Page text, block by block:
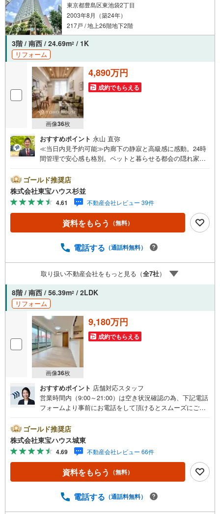
東京都豊島区東池袋2丁目
2003年8月（築24年）
217戸 / 地上26階地下2階
3階 / 南西 / 24.69m2 / 1K
リフォーム
画像36枚
4,890万円
成約でもらえる
おすすめポイント 永山 直弥
≪当日内見予約可能≫内廊下の静寂と高級感に感動。24時
間管理で安心感も格別。ペットと暮らせる都会の隠れ家の
「未来カレンダー」のご提案。・ 未来に起こるであろうご
自宅リフォームをオンライン上でご提案「ミラカレクラ
ブ」。・ 不動産売却時、ご自宅を綺麗にかつ瀟洒にさせる
CG加工ホームステイジングサービス。・ 購入者様へ、税
理士による確定申告の無料セミナーをご招待いたします。
◆ご予約に際して◆日時のご希望をお伝えください。（も
（居住中物件）の手配が必要な場合がございますのでご容
◆物件のご案内は◆弊社へのご来社、お客様宅へのお迎
え・最寄駅での待ち合わせ、物件周辺のコンビニ等でお待
ち合わせなど、ご希望をお伝えください。ご希望条件をお
伝え頂けましたら、ご見学希望物件以外の資料も用意して
参ります。もちろん他の物件も併せてご案内させていただ
きます。
ゴールド推奨店
株式会社東宝ハウス杉並
4.61 不動産会社レビュー 39件
資料をもらう （無料）
電話する （通話料無料）
取り扱い不動産会社をもっと見る（全7社）
8階 / 南西 / 56.39m2 / 2LDK
リフォーム
画像36枚
9,180万円
成約でもらえる
おすすめポイント 店舗対応スタッフ
営業時間内（9:00～21:00）は空き状況確認の為、下記電話
フォームより事前にお電話をして頂けるとスムーズにご案
カレンダーの作成▽ご購入後もお客様の人生のパートナー
として暮らしの「安心」を守り続けます。【Yahoo！ 不動
産キャンペーン対象店舗】当店で物件を成約するとPayPay
ボーナスライトがもらえる「Yahoo！ 不動産 物件ご成約キ
ャンペーン」の対象になります。「資料をもらう」「見学
予約をする」ボタンからお問い合わせください。※必ずYah
スライトは出金と譲渡はできません。ご案内・詳細な資料
ゴールド推奨店
株式会社東宝ハウス城東
4.69 不動産会社レビュー 66件
資料をもらう （無料）
電話する （通話料無料）